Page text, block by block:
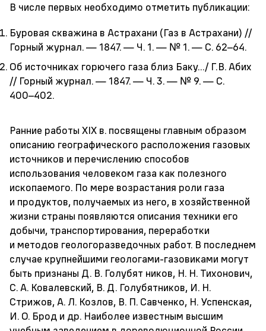
В числе первых необходимо отметить публикации:
Буровая скважина в Астрахани (Газ в Астрахани) //
Горный журнал. — 1847. — Ч. 1. — № 1. — С. 62–64.
Об источниках горючего газа близ Баку.../ Г.В. Абих
// Горный журнал. — 1847. — Ч. 3. — № 9. — С.
400–402.
Ранние работы XIX в. посвящены главным образом
описанию географического расположения газовых
источников и перечислению способов
использования человеком газа как полезного
ископаемого. По мере возрастания роли газа
и продуктов, получаемых из него, в хозяйственной
жизни страны появляются описания техники его
добычи, транспортирования, переработки
и методов геологоразведочных работ. В последнем
случае крупнейшими геологами-газовиками могут
быть признаны Д. В. Голубят ников, Н. Н. Тихонович,
С. А. Ковалевский, В. Д. Голубятников, И. Н.
Стрижов, А. Л. Козлов, В. П. Савченко, Н. Успенская,
И. О. Брод и др. Наиболее известным высшим